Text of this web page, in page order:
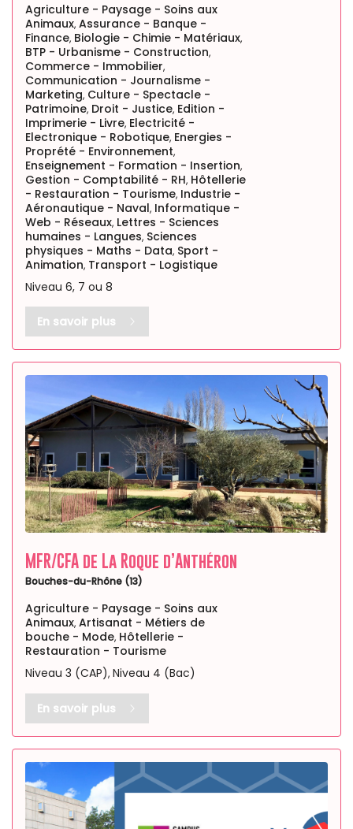
Agriculture - Paysage - Soins aux
Animaux, Assurance - Banque -
Finance, Biologie - Chimie - Matériaux,
BTP - Urbanisme - Construction,
Commerce - Immobilier,
Communication - Journalisme -
Marketing, Culture - Spectacle -
Patrimoine, Droit - Justice, Edition -
Imprimerie - Livre, Electricité -
Electronique - Robotique, Energies -
Proprété - Environnement,
Enseignement - Formation - Insertion,
Gestion - Comptabilité - RH, Hôtellerie
- Restauration - Tourisme, Industrie -
Aéronautique - Naval, Informatique -
Web - Réseaux, Lettres - Sciences
humaines - Langues, Sciences
physiques - Maths - Data, Sport -
Animation, Transport - Logistique
Niveau 6, 7 ou 8
En savoir plus
MFR/CFA de La Roque d’Anthéron
Bouches-du-Rhône (13)
Agriculture - Paysage - Soins aux
Animaux, Artisanat - Métiers de
bouche - Mode, Hôtellerie -
Restauration - Tourisme
Niveau 3 (CAP), Niveau 4 (Bac)
En savoir plus